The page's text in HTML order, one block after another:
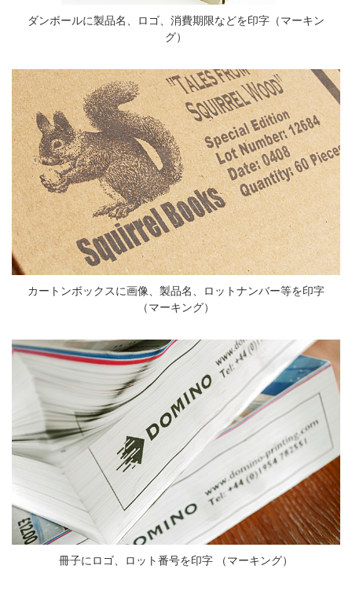
ダンボールに製品名、ロゴ、消費期限などを印字（マーキン
グ）
カートンボックスに画像、製品名、ロットナンバー等を印字
（マーキング）
冊子にロゴ、ロット番号を印字 （マーキング）